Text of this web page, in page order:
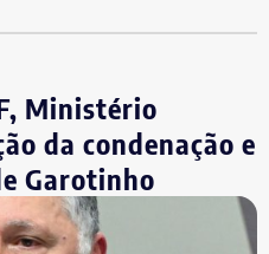
cobertura declarada por
mercado dos relógios.
Ministério
da condenação e
Garotinho